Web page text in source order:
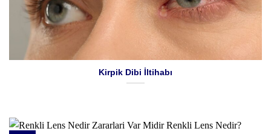
Kirpik Dibi İltihabı